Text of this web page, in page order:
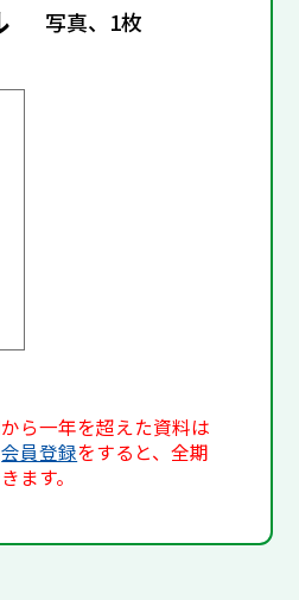
写真、1枚
ら一年を超えた資料は
会員登録をすると、全期
ます。